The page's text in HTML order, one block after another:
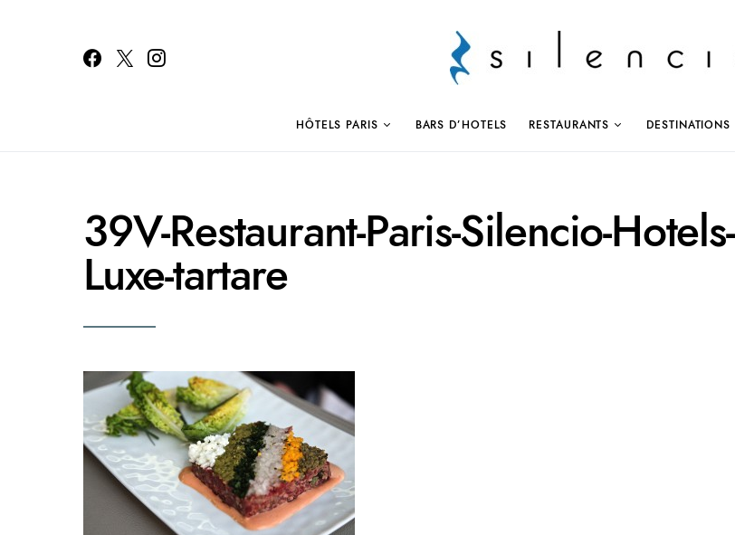
HÔTELS PARIS BARS D’HOTELS RESTAURANTS DESTINATIONS
39V-Restaurant-Paris-Silencio-Hotels-
Luxe-tartare